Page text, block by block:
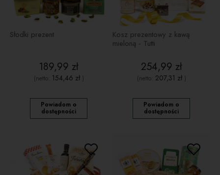
Słodki prezent
189,99 zł
(netto: 154,46 zł)
Powiadom o
dostępności
Kosz prezentowy z kawą
mieloną - Tutti
254,99 zł
(netto: 207,31 zł)
Powiadom o
dostępności